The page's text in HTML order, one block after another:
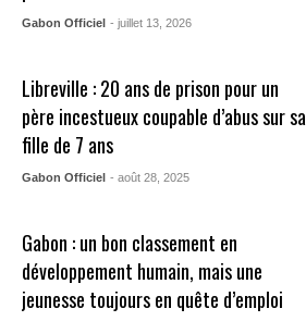
Gabon Officiel - juillet 13, 2026
Libreville : 20 ans de prison pour un
père incestueux coupable d’abus sur sa
fille de 7 ans
Gabon Officiel - août 28, 2025
Gabon : un bon classement en
développement humain, mais une
jeunesse toujours en quête d’emploi